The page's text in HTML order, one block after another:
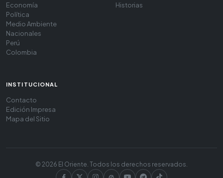
Economía
Política
Medio Ambiente
Nacionales
Perú
Colombia
Historias
INSTITUCIONAL
Contacto
Edición Impresa
Mapa del Sitio
© 2026 El Oriente. Todos los derechos reservados.